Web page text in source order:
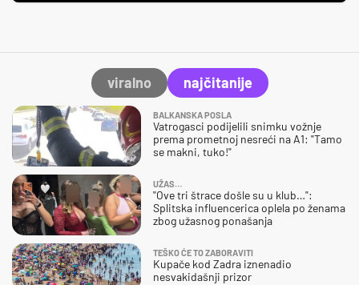
viralno najčitanije
BALKANSKA POSLA
Vatrogasci podijelili snimku vožnje
prema prometnoj nesreći na A1: "Tamo
se makni, tuko!"
UŽAS…
"Ove tri štrace došle su u klub…":
Splitska influencerica oplela po ženama
zbog užasnog ponašanja
TEŠKO ĆE TO ZABORAVITI
Kupače kod Zadra iznenadio
nesvakidašnji prizor